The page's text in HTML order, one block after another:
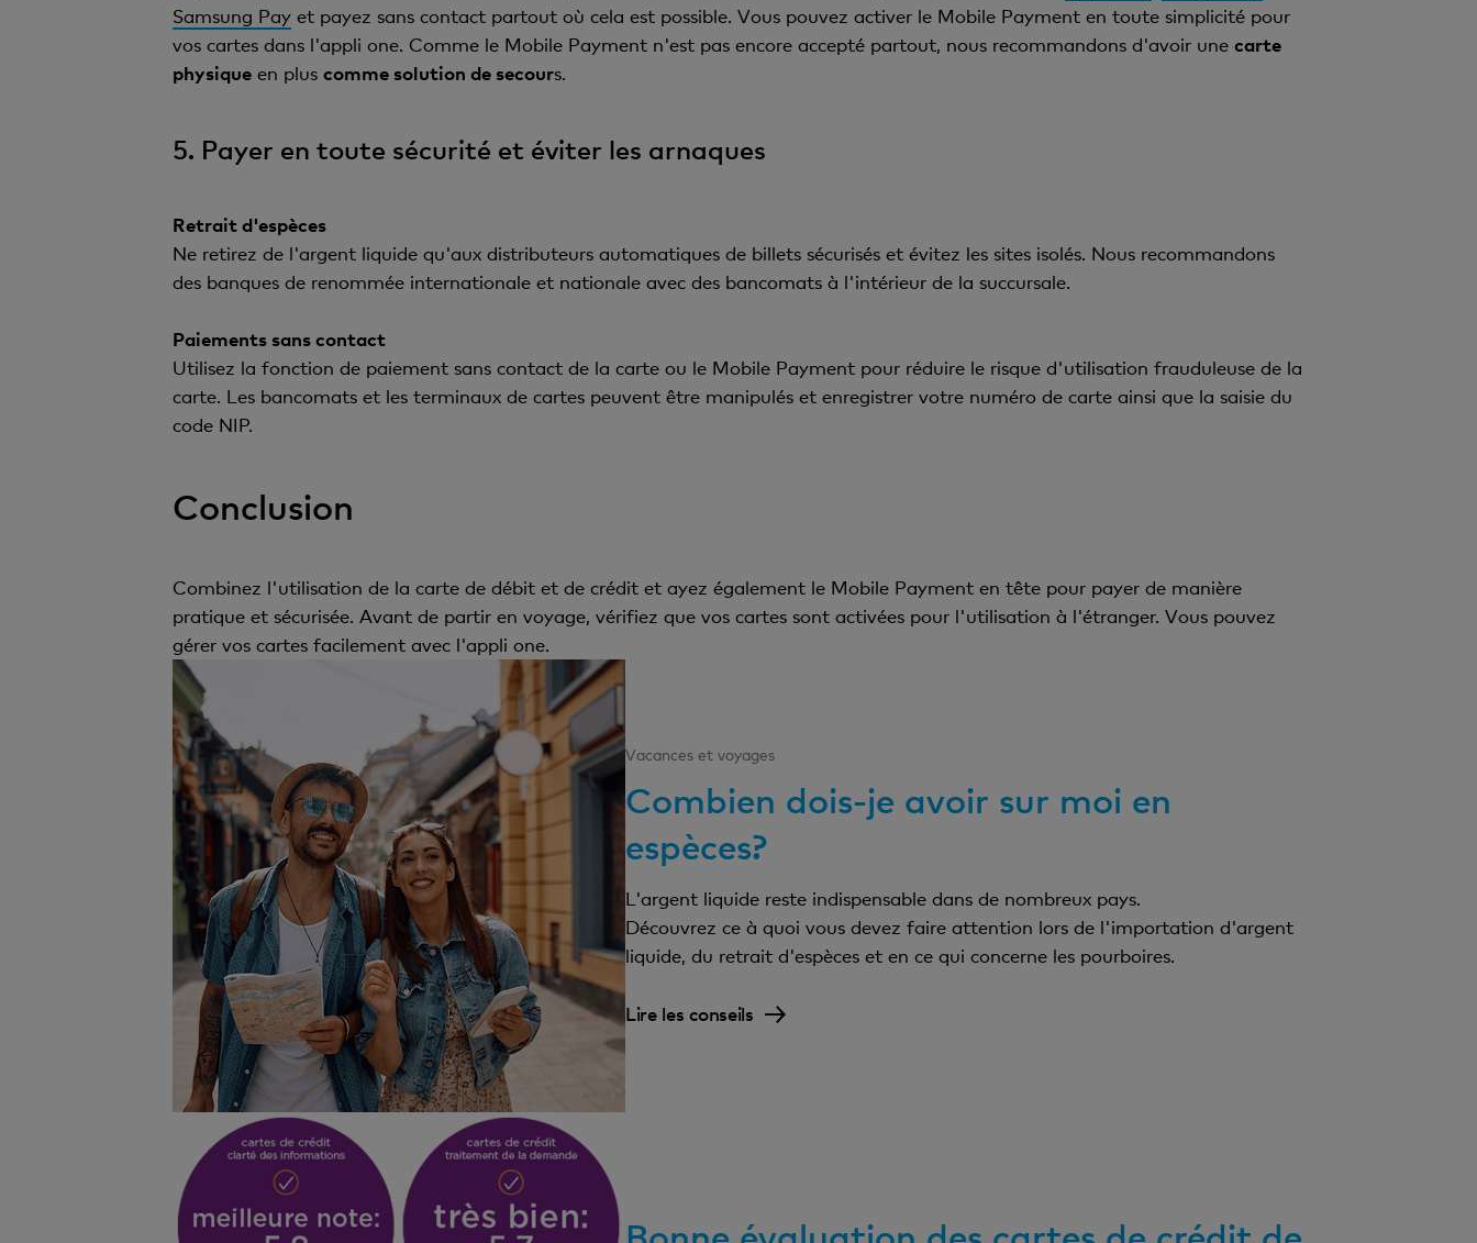
Samsung Payet payez sans contact partout où cela est possible. Vous pouvez activer le Mobile Payment en toute simplicité pour
vos cartes dans l'appli one. Comme le Mobile Payment n'est pas encore accepté partout, nous recommandons d'avoir une carte
physiqueen plus comme solution de secours.
5. Payer en toute sécurité et éviter les arnaques
Retrait d'espèces
Ne retirez de l'argent liquide qu'aux distributeurs automatiques de billets sécurisés et évitez les sites isolés. Nous recommandons
des banques de renommée internationale et nationale avec des bancomats à l'intérieur de la succursale.
Paiements sans contact
Utilisez la fonction de paiement sans contact de la carte ou le Mobile Payment pour réduire le risque d'utilisation frauduleuse de la
carte. Les bancomats et les terminaux de cartes peuvent être manipulés et enregistrer votre numéro de carte ainsi que la saisie du
code NIP.
Conclusion
Combinez l'utilisation de la carte de débit et de crédit et ayez également le Mobile Payment en tête pour payer de manière
pratique et sécurisée. Avant de partir en voyage, vérifiez que vos cartes sont activées pour l'utilisation à l'étranger. Vous pouvez
gérer vos cartes facilement avec l'appli one.
Vacances et voyages
Combien dois-je avoir sur moi en
espèces?
L'argent liquide reste indispensable dans de nombreux pays.
Découvrez ce à quoi vous devez faire attention lors de l'importation d'argent
liquide, du retrait d'espèces et en ce qui concerne les pourboires.
Lire les conseils